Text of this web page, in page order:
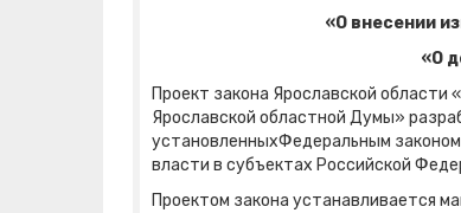
«О внесении
«О
Проект закона Ярославской области
Ярославской областной Думы»
установленныхФедеральным
власти в субъектах Российской
Проектом закона устанавливается